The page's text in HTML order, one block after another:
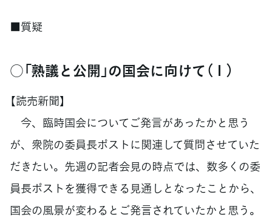
■質疑
○「熟議と公開」の国会に向けて（１）
【読売新聞】
今、臨時国会についてご発言があったかと思う
が、衆院の委員長ポストに関連して質問させていた
だきたい。先週の記者会見の時点では、数多くの委
員長ポストを獲得できる見通しとなったことから、
国会の風景が変わるとご発言されていたかと思う。